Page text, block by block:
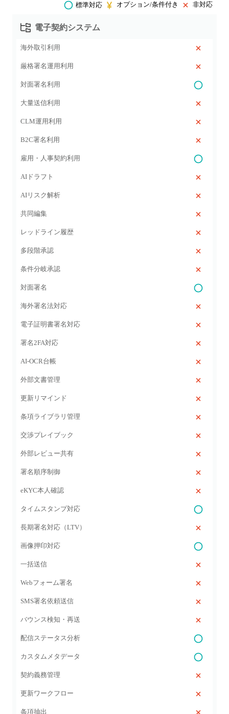
標準対応 オプション/条件付き 非対応
電子契約システム
海外取引利用
厳格署名運用利用
対面署名利用
大量送信利用
CLM運用利用
B2C署名利用
雇用・人事契約利用
AIドラフト
AIリスク解析
共同編集
レッドライン履歴
多段階承認
条件分岐承認
対面署名
海外署名法対応
電子証明書署名対応
署名2FA対応
AI‑OCR台帳
外部文書管理
更新リマインド
条項ライブラリ管理
交渉プレイブック
外部レビュー共有
署名順序制御
eKYC本人確認
タイムスタンプ対応
長期署名対応（LTV）
画像押印対応
一括送信
Webフォーム署名
SMS署名依頼送信
バウンス検知・再送
配信ステータス分析
カスタムメタデータ
契約義務管理
更新ワークフロー
条項抽出